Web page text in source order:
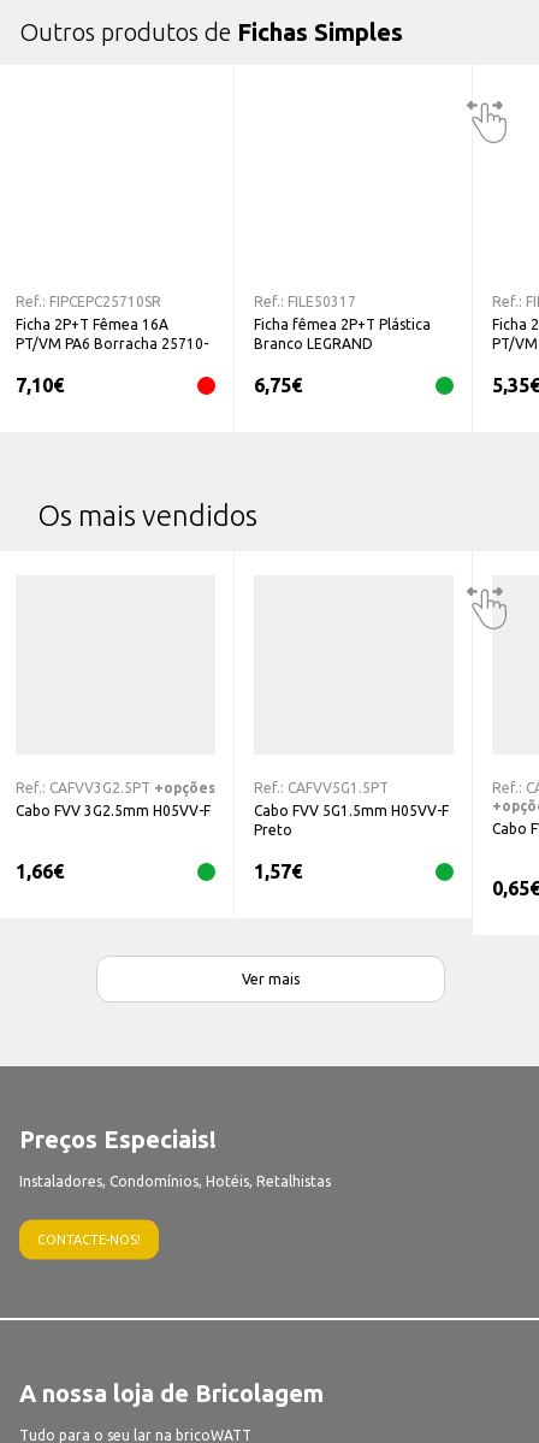
Outros produtos de Fichas Simples
Ref.: FIPCEPC25710SR
Ficha 2P+T Fêmea 16A
PT/VM PA6 Borracha 25710-
7,10€
Ref.: FILE50317
Ficha fêmea 2P+T Plástica
Branco LEGRAND
6,75€
Ref.:
Ficha
PT/
5,35€
Os mais vendidos
Ref.: CAFVV3G2.5PT +opções
Cabo FVV 3G2.5mm H05VV-F
1,66€
Ref.: CAFVV5G1.5PT
Cabo FVV 5G1.5mm H05VV-F
Preto
1,57€
Ref.:
Cabo
0,65€
Ver mais
Preços Especiais!
Instaladores, Condomínios, Hotéis, Retalhistas
CONTACTE-NOS!
A nossa loja de Bricolagem
Tudo para o seu lar na bricoWATT